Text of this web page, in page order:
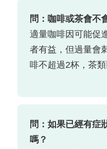
問：咖啡或茶會不
適量咖啡因可能促
者有益，但過量會
啡不超過2杯，茶類
問：如果已經有症
嗎？